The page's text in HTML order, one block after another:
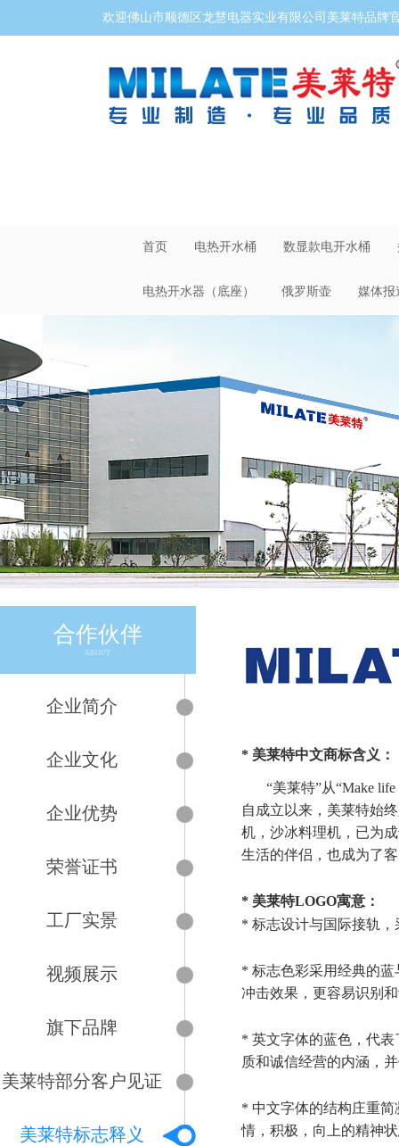
欢迎佛山市顺德区龙慧电器实业有限公司美莱特品牌
首页 电热开水桶 数显款电开水桶
电热开水器（底座） 俄罗斯壶 媒体报
合作伙伴
ABOUT
企业简介
企业文化
企业优势
荣誉证书
工厂实景
视频展示
旗下品牌
美莱特部分客户见证
美莱特标志释义
* 美莱特中文商标含义：
“美莱特”从“Make
自成立以来，美莱特始
机，沙冰料理机，已为
生活的伴侣，也成为了
* 美莱特LOGO寓意：
* 标志设计与国际接轨
* 标志色彩采用经典的
冲击效果，更容易识别
* 英文字体的蓝色，代
质和诚信经营的内涵，
* 中文字体的结构庄重
情，积极，向上的精神